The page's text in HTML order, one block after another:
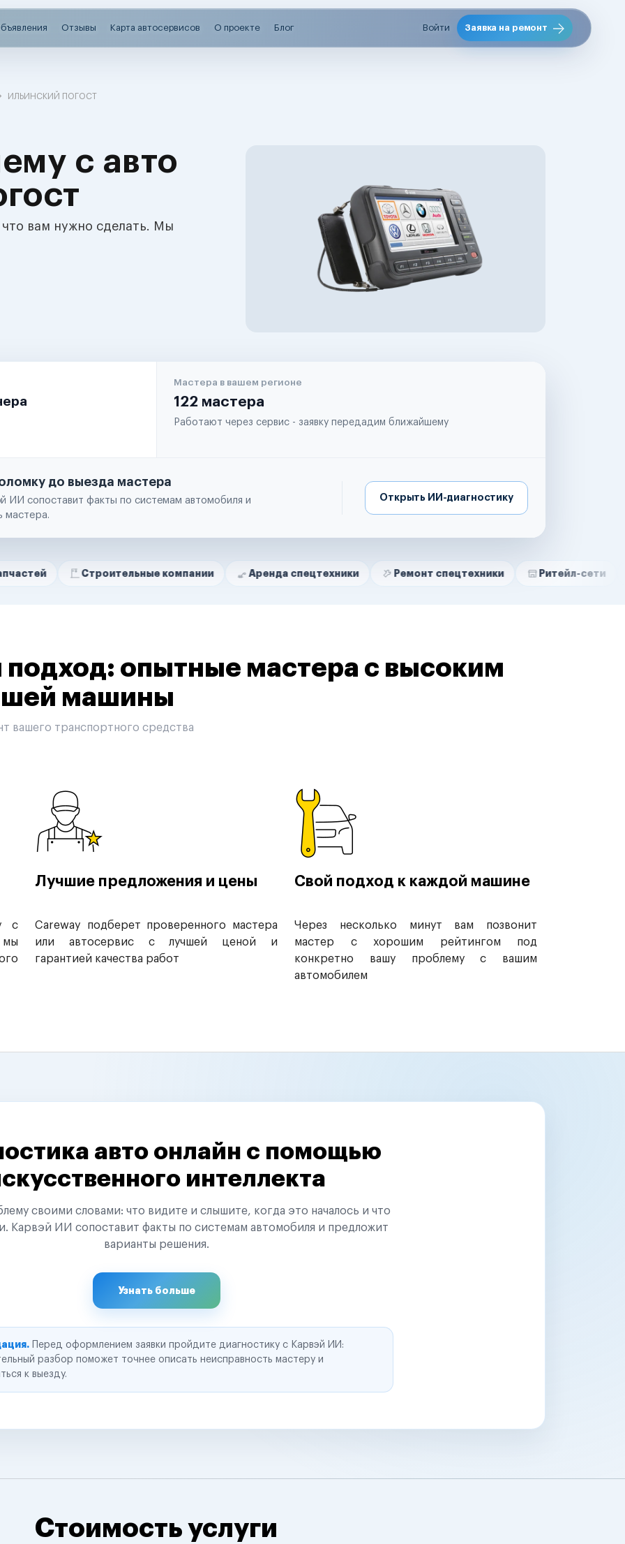
Отзывы Карта автосервисов О проекте Блог Войти Заявка на ремонт
ИЛЬИНСКИЙ ПОГОСТ
с авто
вам нужно сделать. Мы
Мастера в вашем регионе
122 мастера
Работают через сервис - заявку передадим ближайшему
до выезда мастера
ИИ сопоставит факты по системам автомобиля и
мастера.
Открыть ИИ-диагностику
Строительные компании Аренда спецтехники Ремонт спецтехники Ритейл-сети
опытные мастера с высоким
машины
вашего транспортного средства
с
мы
Лучшие предложения и цены
Careway подберет проверенного мастера
или автосервис с лучшей ценой и
гарантией качества работ
Свой подход к каждой машине
Через несколько минут вам позвонит
мастер с хорошим рейтингом под
конкретно вашу проблему с вашим
автомобилем
авто онлайн с помощью
интеллекта
своими словами: что видите и слышите, когда это началось и что
Карвэй ИИ сопоставит факты по системам автомобиля и предложит
варианты решения.
Узнать больше
Перед оформлением заявки пройдите диагностику с Карвэй ИИ:
разбор поможет точнее описать неисправность мастеру и
к выезду.
Стоимость услуги